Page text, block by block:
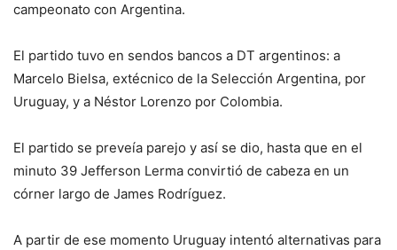
campeonato con Argentina.
El partido tuvo en sendos bancos a DT argentinos: a
Marcelo Bielsa, extécnico de la Selección Argentina, por
Uruguay, y a Néstor Lorenzo por Colombia.
El partido se preveía parejo y así se dio, hasta que en el
minuto 39 Jefferson Lerma convirtió de cabeza en un
córner largo de James Rodríguez.
A partir de ese momento Uruguay intentó alternativas para